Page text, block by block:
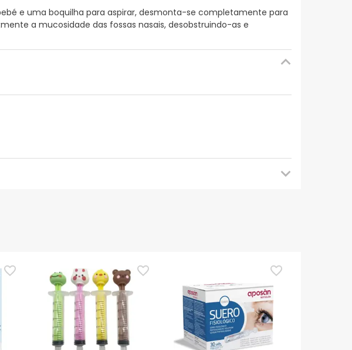
e uma boquilha para aspirar, desmonta-se completamente para
a mucosidade das fossas nasais, desobstruindo-as e
nisso. Recomendamos que voltes mais tarde para veres as
o produto seguindo os nossos termos e condições